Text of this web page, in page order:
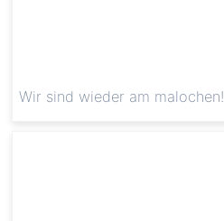
Wir sind wieder am malochen!